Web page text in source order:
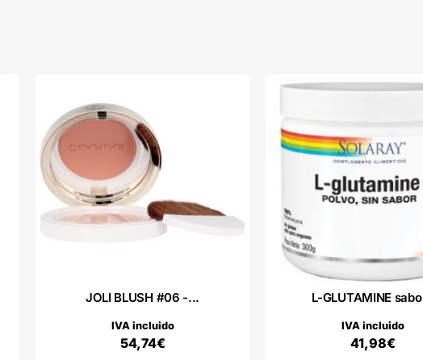
JOLI BLUSH #06 -...
54,74€
IVA incluido
L-GLUTAMINE
41,98€
IVA incluido